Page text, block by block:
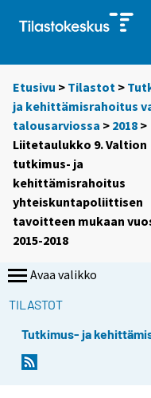
Etusivu > Tilastot >
ja kehittämisrahoitus
talousarviossa > 2018 >
Liitetaulukko 9. Valtion
tutkimus- ja
kehittämisrahoitus
yhteiskuntapoliittisen
tavoitteen mukaan
2015-2018
Avaa valikko
TILASTOT
Tutkimus- ja